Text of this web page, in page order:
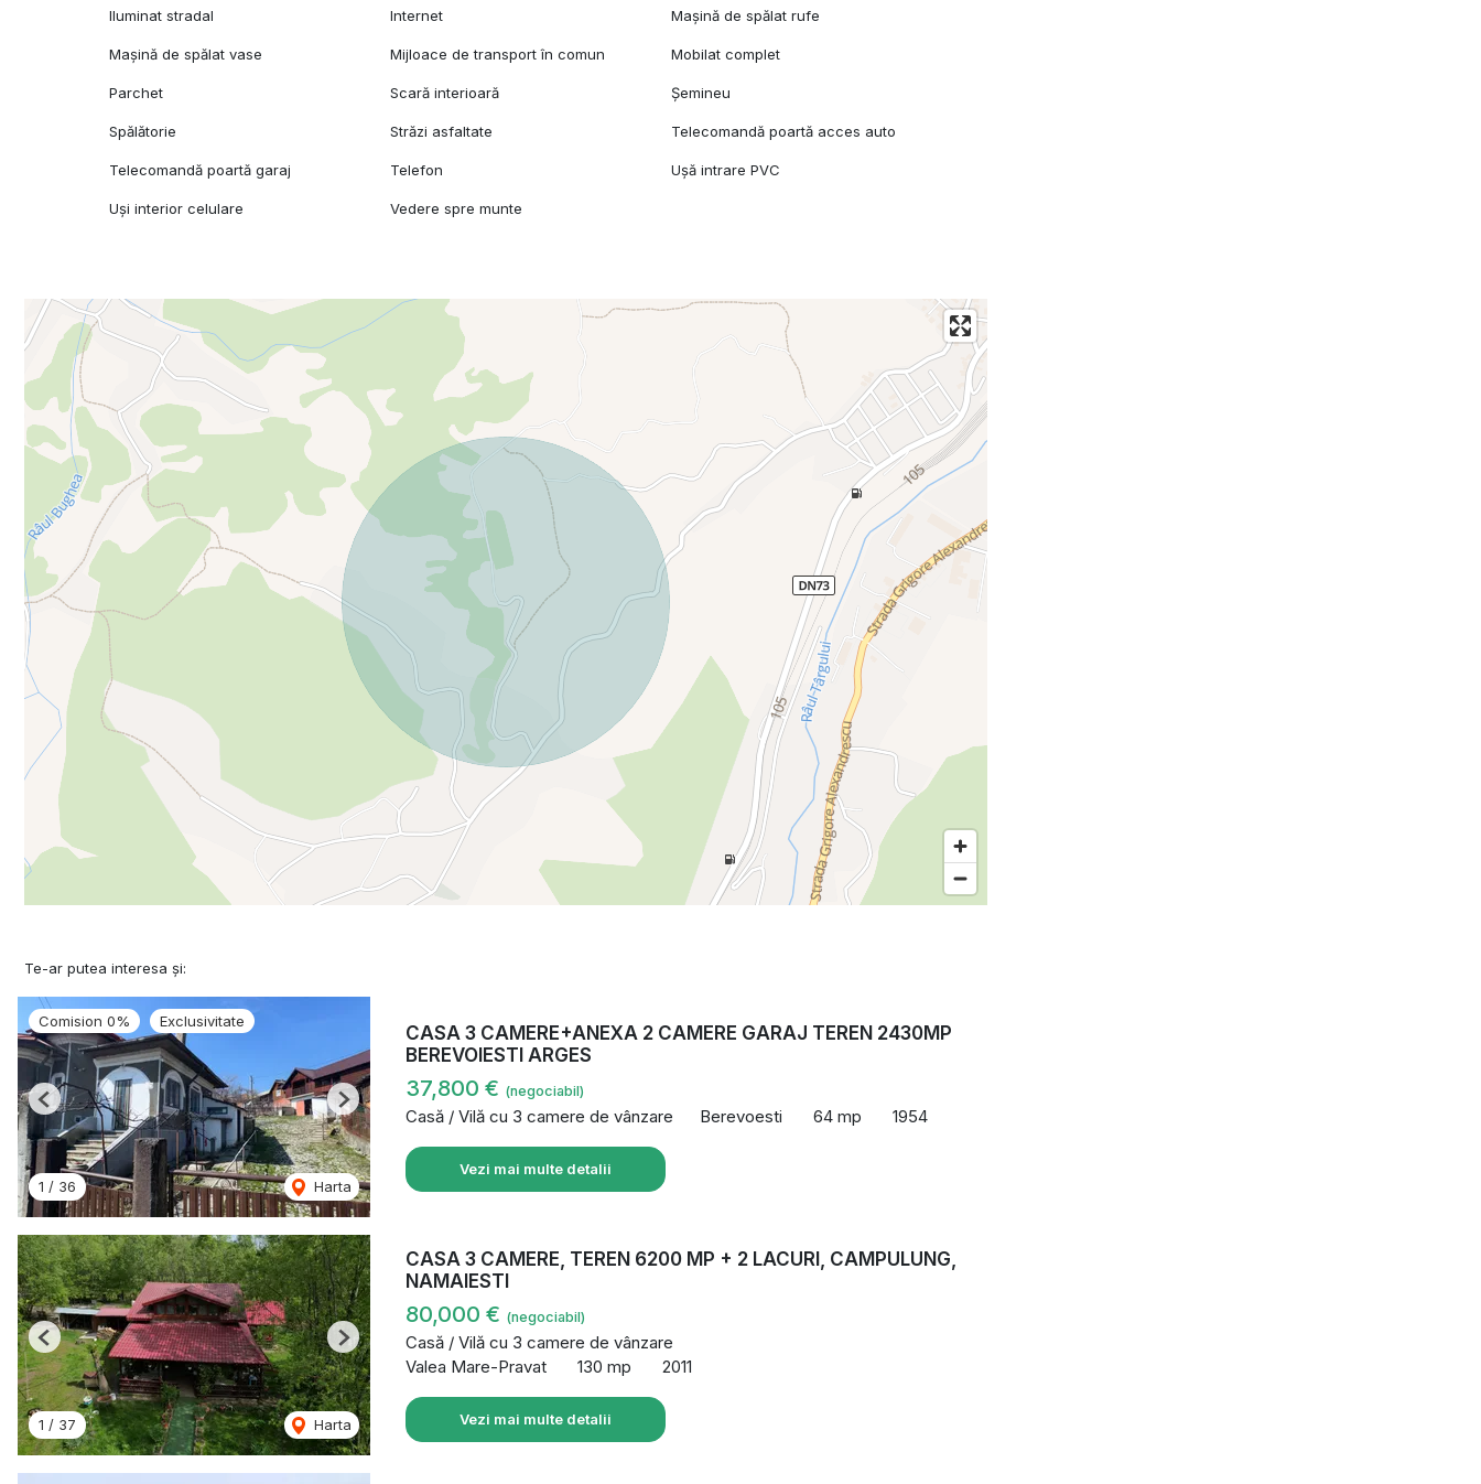
Iluminat stradal Internet Mașină de spălat rufe
Mașină de spălat vase Mijloace de transport în comun Mobilat complet
Parchet Scară interioară Șemineu
Spălătorie Străzi asfaltate Telecomandă poartă acces auto
Telecomandă poartă garaj Telefon Ușă intrare PVC
Uși interior celulare Vedere spre munte
Te-ar putea interesa și:
Comision 0% Exclusivitate
1 / 36 Harta
Previous Next
CASA 3 CAMERE+ANEXA 2 CAMERE GARAJ TEREN 2430MP
BEREVOIESTI ARGES
37,800 € (negociabil)
Casă / Vilă cu 3 camere de vânzare Berevoesti 64 mp 1954
Vezi mai multe detalii
1 / 37 Harta
Previous Next
CASA 3 CAMERE, TEREN 6200 MP + 2 LACURI, CAMPULUNG,
NAMAIESTI
80,000 € (negociabil)
Casă / Vilă cu 3 camere de vânzare
Valea Mare-Pravat
130 mp 2011
Vezi mai multe detalii